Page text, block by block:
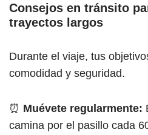
Consejos en tránsito
trayectos largos
Durante el viaje, tus
comodidad y seguridad.
⏰ Muévete regularmente:
camina por el pasillo cada